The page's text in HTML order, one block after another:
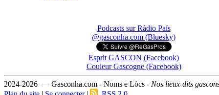
Podcasts sur Ràdio País
@gasconha.com (Bluesky)
Esprit GASCON (Facebook)
Couleur Gascogne (Facebook)
2024-2026 — Gasconha.com - Noms e Lòcs - Nos lieux-dits